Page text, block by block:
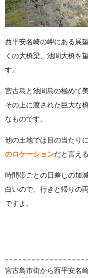
西平安名崎の岬にある展
くの大橋梁、池間大橋を
す。
宮古島と池間島の極めて
その上に渡された巨大な
なものです。
他の土地では目の当たり
のロケーションだと言え
時間帯ごとの日差しの加
白いので、行きと帰りの
ですよ。
宮古島市街から西平安名